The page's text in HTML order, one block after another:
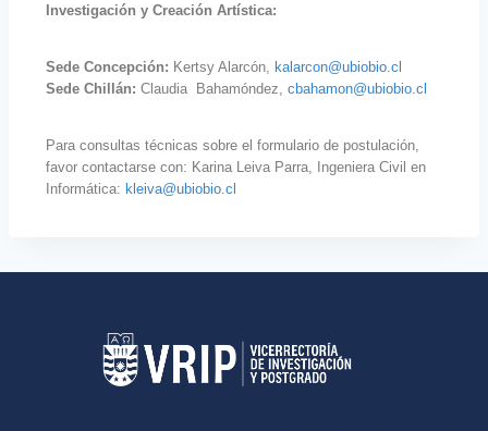
Investigación y Creación Artística:
Sede Concepción: Kertsy Alarcón,
kalarcon@ubiobio.cl
Sede Chillán: Claudia Bahamóndez, cbahamon@ubiobio.cl
Para consultas técnicas sobre el formulario de postulación,
favor contactarse con: Karina Leiva Parra, Ingeniera Civil en
Informática: kleiva@ubiobio.cl